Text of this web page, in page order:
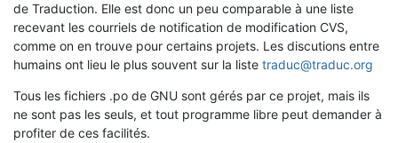
de Traduction. Elle est donc un peu comparable à une liste
recevant les courriels de notification de modification CVS,
comme on en trouve pour certains projets. Les discutions entre
humains ont lieu le plus souvent sur la liste traduc@traduc.org
Tous les fichiers .po de GNU sont gérés par ce projet, mais ils
ne sont pas les seuls, et tout programme libre peut demander à
profiter de ces facilités.